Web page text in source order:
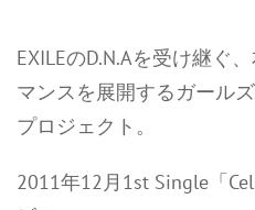
EXILEのD.N.Aを受け継ぐ
マンスを展開するガール
プロジェクト。
2011年12月1st Single「